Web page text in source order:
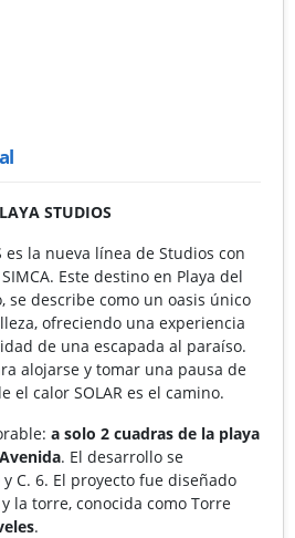
STUDIOS
es la nueva línea de Studios con
Este destino en Playa del
se describe como un oasis único
ofreciendo una experiencia
de una escapada al paraíso.
alojarse y tomar una pausa de
el calor SOLAR es el camino.
a solo 2 cuadras de la playa
. El desarrollo se
C. 6. El proyecto fue diseñado
la torre, conocida como Torre
.